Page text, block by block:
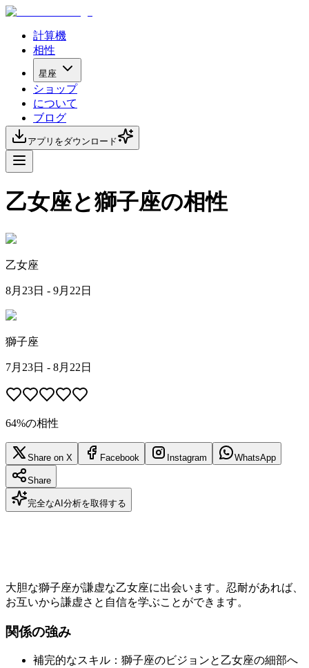
計算機
相性
星座
ショップ
について
ブログ
アプリをダウンロード
乙女座と獅子座の相性
乙女座
8月23日 - 9月22日
獅子座
7月23日 - 8月22日
64%の相性
Share on X Facebook Instagram WhatsApp
Share
完全なAI分析を取得する
大胆な獅子座が謙虚な乙女座に出会います。忍耐があれば、
お互いから謙虚さと自信を学ぶことができます。
関係の強み
補完的なスキル：獅子座のビジョンと乙女座の細部へ